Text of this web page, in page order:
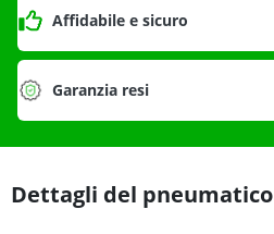
Affidabile e sicuro
Garanzia resi
Dettagli del pneumatico